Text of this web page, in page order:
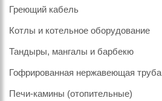
Греющий кабель
Котлы и котельное оборудование
Тандыры, мангалы и барбекю
Гофрированная нержавеющая труба
Печи-камины (отопительные)